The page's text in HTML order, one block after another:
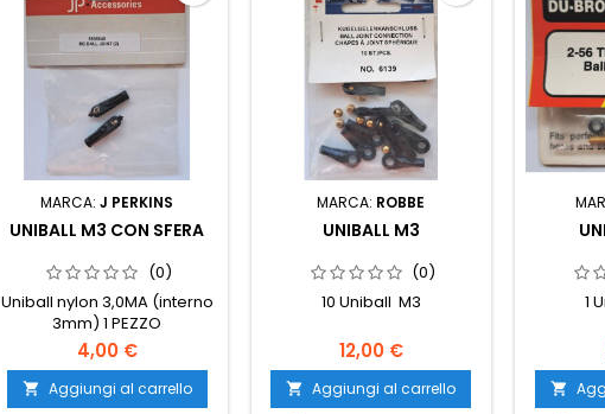
MARCA:J PERKINS
UNIBALL M3 CON SFERA
(0)
Uniball nylon 3,0MA (interno
3mm) 1 PEZZO
4,00 €
 Aggiungi al carrello
MARCA: ROBBE
UNIBALL M3
(0)
10 Uniball M3
12,00 €
 Aggiungi al carrello
1
